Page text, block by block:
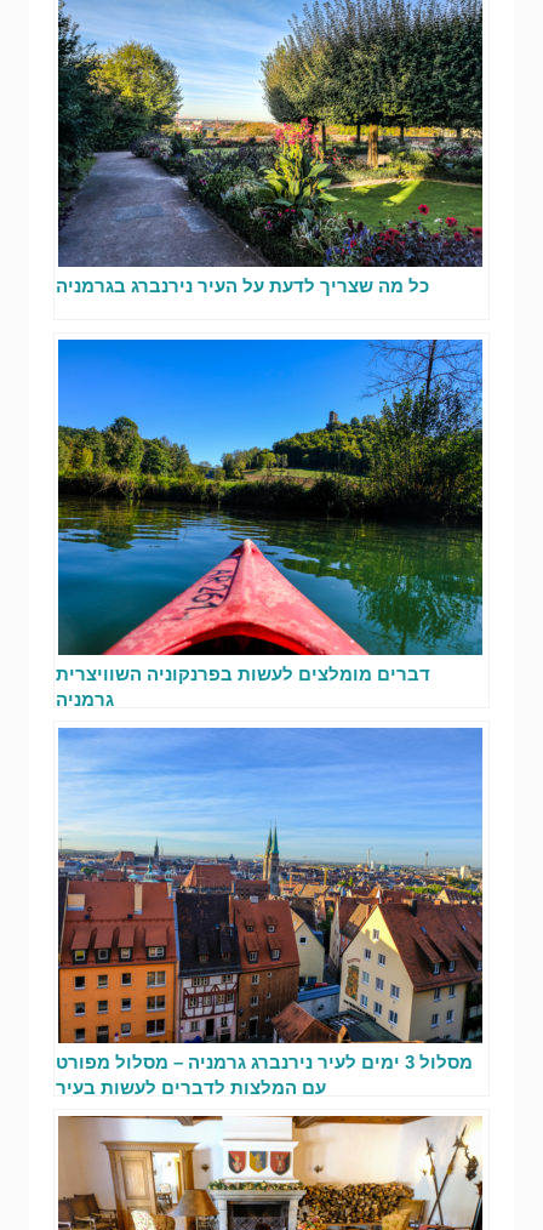
כל מה שצריך לדעת על העיר נירנברג בגרמניה
דברים מומלצים לעשות בפרנקוניה השוויצרית
גרמניה
מסלול 3 ימים לעיר נירנברג גרמניה – מסלול מפורט
עם המלצות לדברים לעשות בעיר